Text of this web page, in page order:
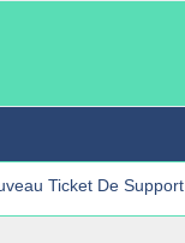
Ticket De Support